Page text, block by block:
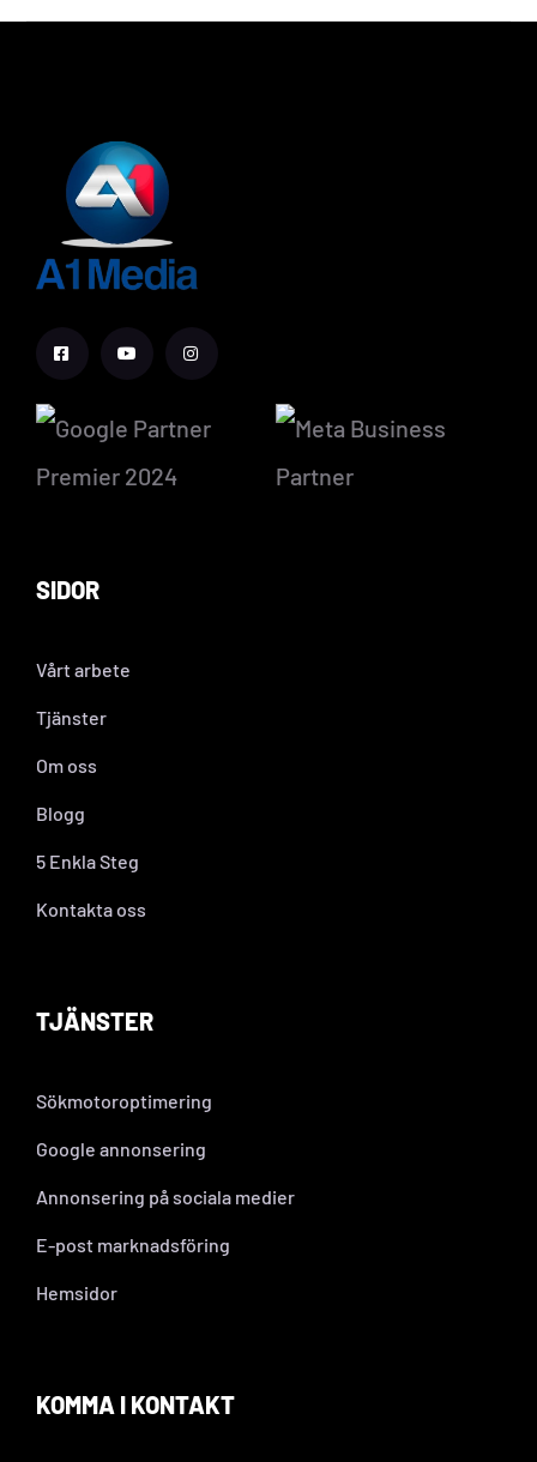
SIDOR
Vårt arbete
Tjänster
Om oss
Blogg
5 Enkla Steg
Kontakta oss
TJÄNSTER
Sökmotoroptimering
Google annonsering
Annonsering på sociala medier
E-post marknadsföring
Hemsidor
KOMMA I KONTAKT